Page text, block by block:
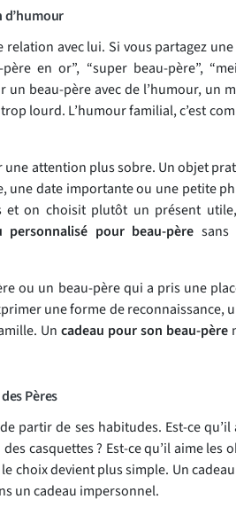
d’humour
avec lui. Si vous partagez
en or”, “super beau-père”,
beau-père avec de l’humour, un
lourd. L’humour familial, c’est
attention plus sobre. Un objet
date importante ou une petite
et on choisit plutôt un présent
personnalisé pour beau-père
ou un beau-père qui a pris une
une forme de reconnaissance,
Un cadeau pour son beau-père
Pères
partir de ses habitudes. Est-ce
casquettes ? Est-ce qu’il aime
choix devient plus simple. Un
un cadeau impersonnel.